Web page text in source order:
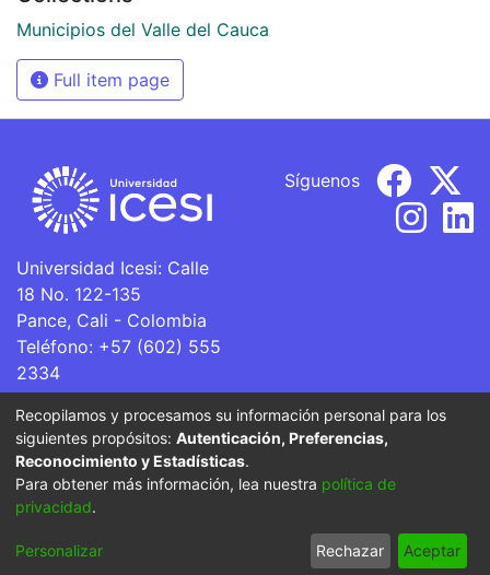
Municipios del Valle del Cauca
Full item page
Universidad Icesi: Calle
18 No. 122-135
Pance, Cali - Colombia
Teléfono: +57 (602) 555
2334
ventanillaunica@icesi.edu.co
Síguenos
La Universidad Icesi es una Institución de Educación
Superior que se encuentra sujeta a inspección y vigilancia
por parte del Ministerio de Educación Nacional.
Cookie
End User
Agreement
Send
Feedback
Recopilamos y procesamos su información personal para los
siguientes propósitos: Autenticación, Preferencias,
Reconocimiento y Estadísticas.
Para obtener más información, lea nuestra política de
privacidad.
Personalizar Rechazar Aceptar